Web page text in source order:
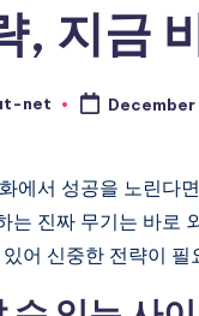
, 지금
net December
에서 성공을 노린다
는 진짜 무기는 바로
어 신중한 전략이 필